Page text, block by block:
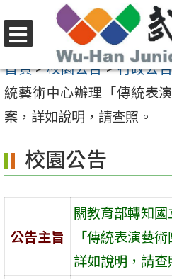
至
要
內
區
選
單
首頁>校園公告>行政公
統藝術中心辦理「傳統表
案，詳如說明，請查照。
校園公告
公告主旨
關教育部轉知
「傳統表演藝
詳如說明，請查